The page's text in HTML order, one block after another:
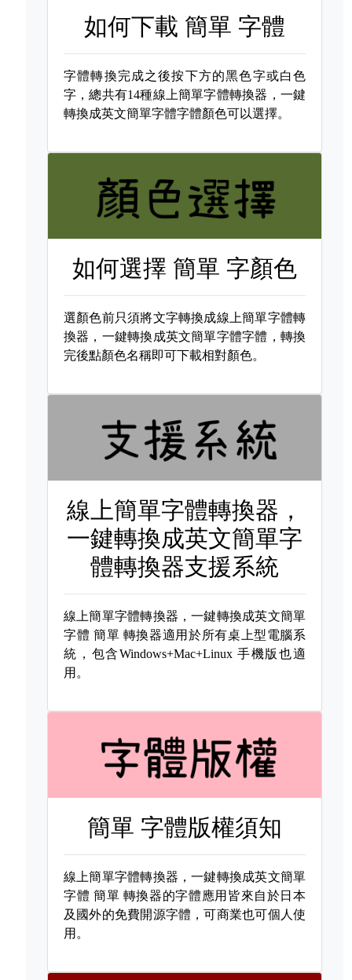
如何下載 簡單 字體
字體轉換完成之後按下方的黑色字或白色
字，總共有14種線上簡單字體轉換器，一鍵
轉換成英文簡單字體字體顏色可以選擇。
如何選擇 簡單 字顏色
選顏色前只須將文字轉換成線上簡單字體轉
換器，一鍵轉換成英文簡單字體字體，轉換
完後點顏色名稱即可下載相對顏色。
線上簡單字體轉換器，
一鍵轉換成英文簡單字
體轉換器支援系統
線上簡單字體轉換器，一鍵轉換成英文簡單
字體 簡單 轉換器適用於所有桌上型電腦系
統，包含Windows+Mac+Linux 手機版也適
用。
簡單 字體版權須知
線上簡單字體轉換器，一鍵轉換成英文簡單
字體 簡單 轉換器的字體應用皆來自於日本
及國外的免費開源字體，可商業也可個人使
用。